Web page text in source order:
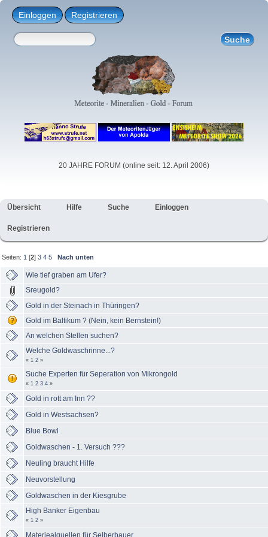
Einloggen Registrieren
20 JAHRE FORUM (online seit: 12. April 2006)
Übersicht Hilfe Suche Einloggen
Registrieren
Seiten: 1 [2]3 4 5 Nach unten
Wie tief graben am Ufer?
Sreugold?
Gold in der Steinach in Thüringen?
Gold im Baltikum ? (Nein, kein Bernstein!)
An welchen Stellen suchen?
Welche Goldwaschrinne...?
« 1 2 »
Suche Experten für Seperation von Mikrongold
« 1 2 3 4 »
Gold in rott am Inn ??
Gold in Westsachsen?
Blue Bowl
Goldwaschen - 1. Versuch ???
Neuling braucht Hilfe
Neuvorstellung
Goldwaschen in der Kiesgrube
High Banker Eigenbau
« 1 2 »
Materiealquellen für Selberbauer